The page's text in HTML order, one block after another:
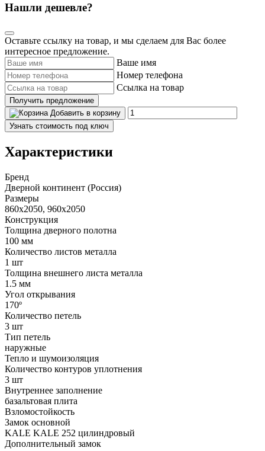
Нашли дешевле?
Оставьте ссылку на товар, и мы сделаем для Вас более
интересное предложение.
Ваше имя
Номер телефона
Ссылка на товар
Получить предложение
Добавить в корзину
Узнать стоимость под ключ
Характеристики
Бренд
Дверной континент (Россия)
Размеры
860x2050, 960x2050
Конструкция
Толщина дверного полотна
100 мм
Количество листов металла
1 шт
Толщина внешнего листа металла
1.5 мм
Угол открывания
170º
Количество петель
3 шт
Тип петель
наружные
Тепло и шумоизоляция
Количество контуров уплотнения
3 шт
Внутреннее заполнение
базальтовая плита
Взломостойкость
Замок основной
KALE KALE 252 цилиндровый
Дополнительный замок